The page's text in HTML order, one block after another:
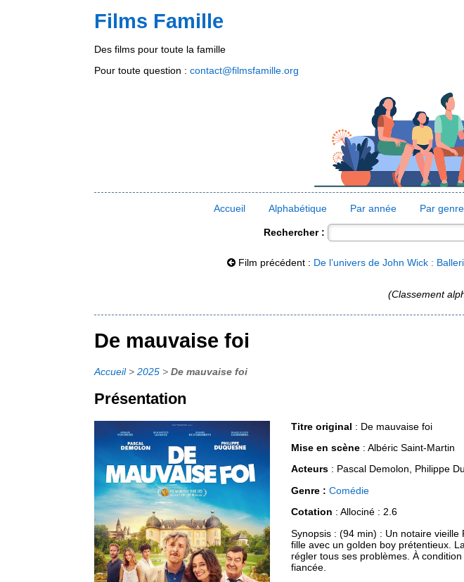
Films Famille
Des films pour toute la famille
Pour toute question :contact@filmsfamille.org
Accueil Alphabétique Par année Par genre
Rechercher :
Film précédent : De l’univers de John Wick :
(Classement
De mauvaise foi
Accueil>2025 >De mauvaise foi
Présentation
Titre original : De mauvaise foi
Mise en scène : Albéric Saint-Martin
Acteurs : Pascal Demolon, Philippe
Genre : Comédie
Cotation : Allociné : 2.6
Synopsis : (94 min) : Un notaire
fille avec un golden boy prétentieux.
régler tous ses problèmes. À
fiancée.